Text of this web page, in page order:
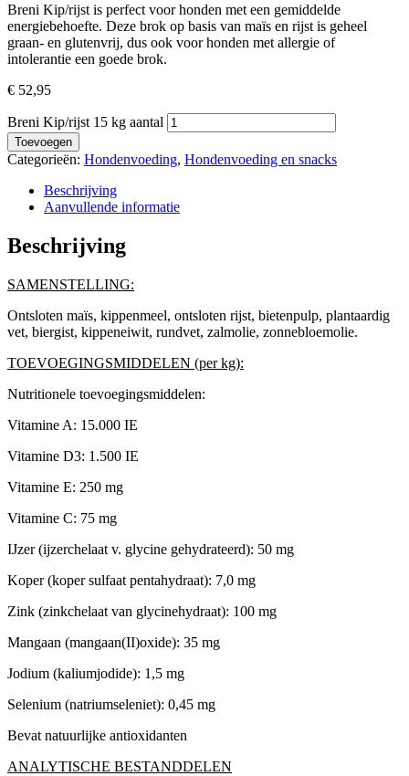
Breni Kip/rijst is perfect voor honden met een gemiddelde
energiebehoefte. Deze brok op basis van maïs en rijst is geheel
graan- en glutenvrij, dus ook voor honden met allergie of
intolerantie een goede brok.
€ 52,95
Breni Kip/rijst 15 kg aantal
Toevoegen
Categorieën: Hondenvoeding, Hondenvoeding en snacks
Beschrijving
Aanvullende informatie
Beschrijving
SAMENSTELLING:
Ontsloten maïs, kippenmeel, ontsloten rijst, bietenpulp, plantaardig
vet, biergist, kippeneiwit, rundvet, zalmolie, zonnebloemolie.
TOEVOEGINGSMIDDELEN (per kg):
Nutritionele toevoegingsmiddelen:
Vitamine A: 15.000 IE
Vitamine D3: 1.500 IE
Vitamine E: 250 mg
Vitamine C: 75 mg
IJzer (ijzerchelaat v. glycine gehydrateerd): 50 mg
Koper (koper sulfaat pentahydraat): 7,0 mg
Zink (zinkchelaat van glycinehydraat): 100 mg
Mangaan (mangaan(II)oxide): 35 mg
Jodium (kaliumjodide): 1,5 mg
Selenium (natriumseleniet): 0,45 mg
Bevat natuurlijke antioxidanten
ANALYTISCHE BESTANDDELEN